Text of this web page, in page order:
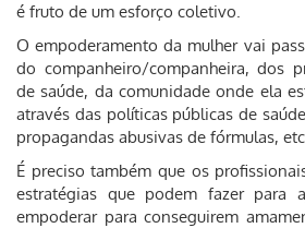
é fruto de um esforço coletivo.
O empoderamento da mulher vai
do companheiro/companheira, dos
de saúde, da comunidade onde ela
através das políticas públicas de
propagandas abusivas de fórmulas,
É preciso também que os
estratégias que podem fazer para
empoderar para conseguirem